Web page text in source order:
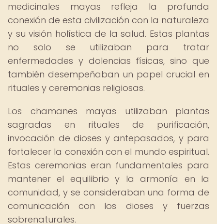
medicinales mayas refleja la profunda
conexión de esta civilización con la naturaleza
y su visión holística de la salud. Estas plantas
no solo se utilizaban para tratar
enfermedades y dolencias físicas, sino que
también desempeñaban un papel crucial en
rituales y ceremonias religiosas.
Los chamanes mayas utilizaban plantas
sagradas en rituales de purificación,
invocación de dioses y antepasados, y para
fortalecer la conexión con el mundo espiritual.
Estas ceremonias eran fundamentales para
mantener el equilibrio y la armonía en la
comunidad, y se consideraban una forma de
comunicación con los dioses y fuerzas
sobrenaturales.